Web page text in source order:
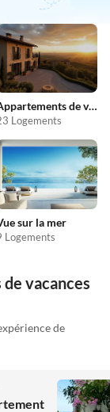
Appartements de vacances pas chers
Logements
sur la mer
Logements
vacances
de